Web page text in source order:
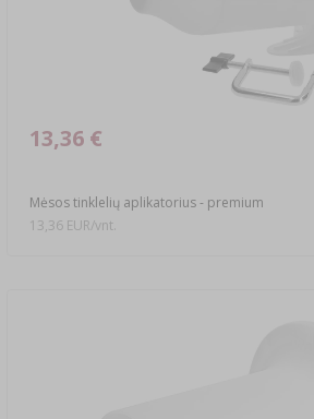
Mėsos tinklelių aplikatorius - premium
13,36 €
13,36 EUR/vnt.